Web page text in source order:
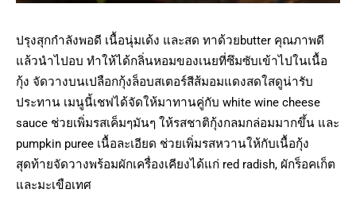
ปรุงสุกกำลังพอดี เนื้อนุ่มเด้ง และสด ทาด้วยbutter คุณภาพดี
แล้วนำไปอบ ทำให้ได้กลิ่นหอมของเนยที่ซึมซับเข้าไปในเนื้อ
กุ้ง จัดวางบนเปลือกกุ้งล็อบสเตอร์สีส้มอมแดงสดใสดูน่ารับ
ประทาน เมนูนี้เชฟได้จัดให้มาทานคู่กับ white wine cheese
sauce ช่วยเพิ่มรสเค็มๆมันๆ ให้รสชาติกุ้งกลมกล่อมมากขึ้น และ
pumpkin puree เนื้อละเอียด ช่วยเพิ่มรสหวานให้กับเนื้อกุ้ง
สุดท้ายจัดวางพร้อมผักเครื่องเคียงได้แก่ red radish, ผักร็อคเก็ต
และมะเขือเทศ